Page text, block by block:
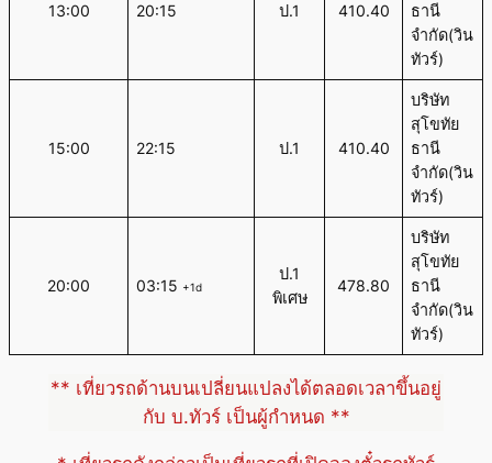
13:00 20:15 ป.1 410.40
ธานี
จำกัด(วิน
ทัวร์)
15:00 22:15 ป.1 410.40
บริษัท
สุโขทัย
ธานี
จำกัด(วิน
ทัวร์)
20:00 03:15 +1d
ป.1
พิเศษ
478.80
บริษัท
สุโขทัย
ธานี
จำกัด(วิน
ทัวร์)
** เที่ยวรถด้านบนเปลี่ยนแปลงได้ตลอดเวลาขึ้นอยู่
กับ บ.ทัวร์ เป็นผู้กำหนด **